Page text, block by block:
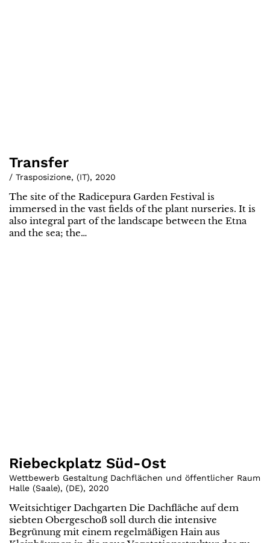
Transfer
/ Trasposizione, (IT), 2020
The site of the Radicepura Garden Festival is
immersed in the vast fields of the plant nurseries. It is
also integral part of the landscape between the Etna
and the sea; the…
Riebeckplatz Süd-Ost
Wettbewerb Gestaltung Dachflächen und öffentlicher Raum
Halle (Saale), (DE), 2020
Weitsichtiger Dachgarten Die Dachfläche auf dem
siebten Obergeschoß soll durch die intensive
Begrünung mit einem regelmäßigen Hain aus